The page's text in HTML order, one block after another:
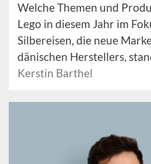
Welche Themen und
Lego in diesem Jahr im
Silbereisen, die neue
dänischen Herstellers,
Kerstin Barthel